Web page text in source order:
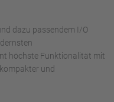
dazu passendem I/O
höchste Funktionalität mit
und